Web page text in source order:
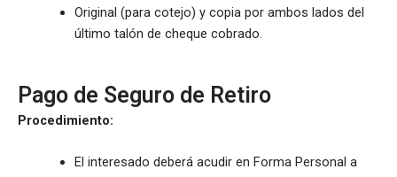
Original (para cotejo) y copia por ambos lados del
último talón de cheque cobrado.
Pago de Seguro de Retiro
Procedimiento:
El interesado deberá acudir en Forma Personal a